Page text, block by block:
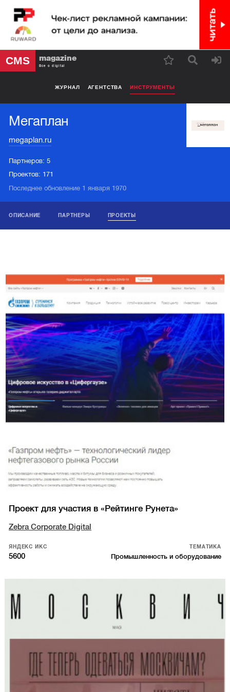
CMS magazine
Все о digital
ЖУРНАЛ АГЕНТСТВА ИНСТРУМЕНТЫ
Мегаплан
megaplan.ru
Партнеров:5
Проектов: 171
Последнее обновление 1 января 1970
ОПИСАНИЕ ПАРТНЕРЫ ПРОЕКТЫ
Проект для участия в «Рейтинге Рунета»
Zebra Corporate Digital
ЯНДЕКС ИКС
5600
ТЕМАТИКА
Промышленность и оборудование